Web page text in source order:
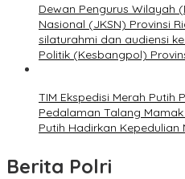
Dewan Pengurus Wilayah
Nasional (JKSN) Provinsi
silaturahmi dan audiensi
Politik (Kesbangpol)
TIM Ekspedisi Merah Putih
Pedalaman Talang
Putih Hadirkan Kepedulian
Berita Polri